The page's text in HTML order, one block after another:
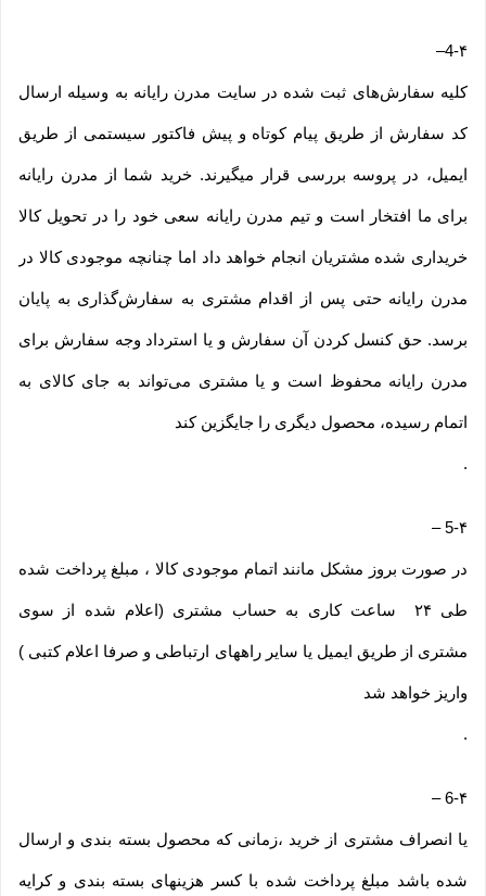
4-۴–
کلیه سفارش‌‏های ثبت شده در سایت مدرن رایانه به وسیله ارسال
کد سفارش از طریق پیام کوتاه و پیش فاکتور سیستمی از طریق
ایمیل، در پروسه بررسی قرار میگیرند. خرید شما از مدرن رایانه
برای ما افتخار است و تیم مدرن رایانه سعی خود را در تحویل کالا
خریداری شده مشتریان انجام خواهد داد اما چنانچه موجودی کالا در
مدرن رایانه حتی پس از اقدام مشتری به سفارش‌‏گذاری به پایان
برسد. حق کنسل کردن آن سفارش و یا استرداد وجه سفارش برای
مدرن رایانه محفوظ است و یا مشتری می‏‌تواند به جای کالای به
اتمام رسیده، محصول دیگری را جایگزین کند
.
5-۴–
در صورت بروز مشکل مانند اتمام موجودی کالا ، مبلغ پرداخت شده
طی ۲۴ ساعت کاری به حساب مشتری (اعلام شده از سوی
مشتری از طریق ایمیل یا سایر راههای ارتباطی و صرفا اعلام کتبی )
واریز خواهد شد
.
6-۴–
یا انصراف مشتری از خرید ،زمانی که محصول بسته بندی و ارسال
شده باشد مبلغ پرداخت شده با کسر هزینهای بسته بندی و کرایه